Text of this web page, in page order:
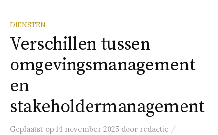
DIENSTEN
Verschillen tussen
omgevingsmanagement
en
stakeholdermanagement
Geplaatst op 14 november 2025 door redactie /